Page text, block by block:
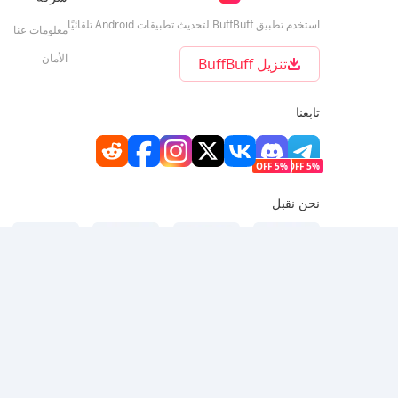
استخدم تطبيق BuffBuff لتحديث تطبيقات Android تلقائيًا
تنزيل BuffBuff
تابعنا
5% OFF
5% OFF
معلومات عنا
الأمان
نحن نقبل